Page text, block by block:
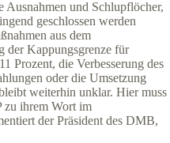
Ausnahmen und Schlupflöcher,
geschlossen werden
aus dem
der Kappungsgrenze für
Prozent, die Verbesserung des
oder die Umsetzung
weiterhin unklar. Hier muss
zu ihrem Wort im
der Präsident des DMB,